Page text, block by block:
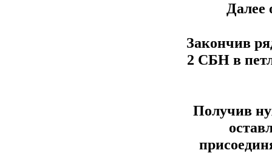
Далее
Закончив
2 СБН в
Получив